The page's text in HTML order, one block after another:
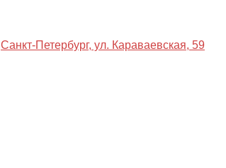
Санкт-Петербург, ул. Караваевская, 59